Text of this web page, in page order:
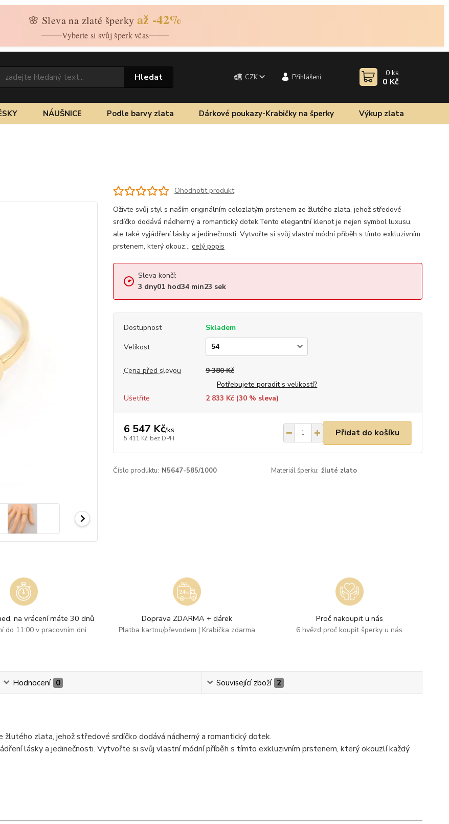
🌸 Sleva na zlaté šperky až -42%
Vyberte si svůj šperk včas
CZK Přihlášení
Hledat 0 ks
0 Kč
NÁUŠNICE Podle barvy zlata Dárkové poukazy-Krabičky na šperky Výkup zlata
Ohodnotit produkt
Oživte svůj styl s naším originálním celozlatým prstenem ze žlutého zlata, jehož středové
srdíčko dodává nádherný a romantický dotek.Tento elegantní klenot je nejen symbol luxusu,
ale také vyjádření lásky a jedinečnosti. Vytvořte si svůj vlastní módní příběh s tímto exkluzivním
prstenem, který okouz... celý popis
Sleva končí:
3 dny01hod34min22 sek
Dostupnost
Skladem
Velikost
Cena před slevou
9 380 Kč
Potřebujete poradit s velikostí?
Ušetříte
2 833 Kč (30% sleva)
6 547 Kč/ks
5 411 Kč bez DPH
Přidat do košíku
Číslo produktu: N5647-585/1000 Materiál šperku: žluté zlato
na vrácení máte 30 dnů
do 11:00 v pracovním dni
Doprava ZDARMA + dárek
Platba kartou/převodem | Krabička zdarma
Proč nakoupit u nás
6 hvězd proč koupit šperky u nás
Hodnocení 0 Související zboží 2
zlata, jehož středové srdíčko dodává nádherný a romantický dotek.
lásky a jedinečnosti. Vytvořte si svůj vlastní módní příběh s tímto exkluzivním prstenem, který okouzlí každý